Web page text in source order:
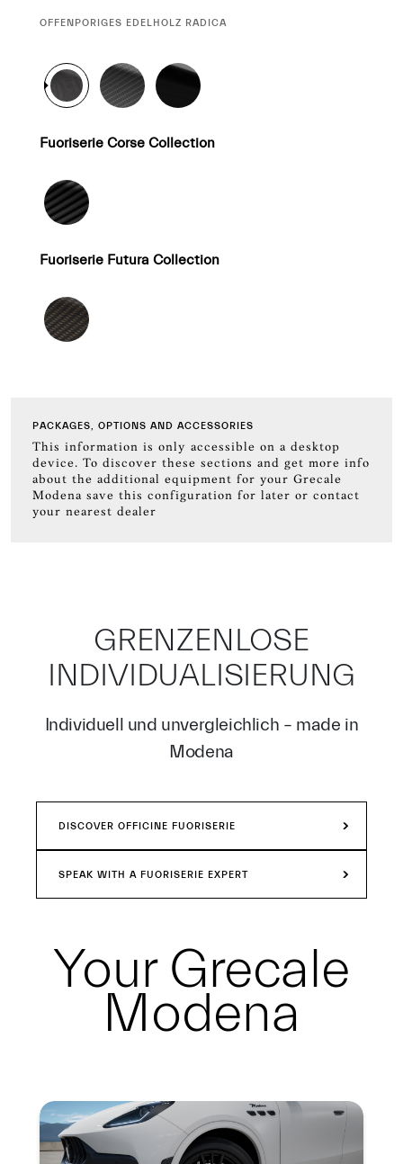
CURRENT
OFFENPORIGES EDELHOLZ RADICA
Fuoriserie Corse Collection
Fuoriserie Futura Collection
PACKAGES, OPTIONS AND ACCESSORIES
This information is only accessible on a desktop
device. To discover these sections and get more info
about the additional equipment for your Grecale
Modena save this configuration for later or contact
your nearest dealer
GRENZENLOSE
INDIVIDUALISIERUNG
Individuell und unvergleichlich – made in
Modena
DISCOVER OFFICINE FUORISERIE
SPEAK WITH A FUORISERIE EXPERT
Your Grecale
Modena
Summary